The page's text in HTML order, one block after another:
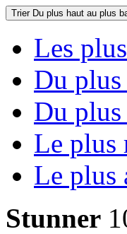
Trier Du plus haut au plus
Les
Du plus
Du plus
Le plus
Le plus
Stunner